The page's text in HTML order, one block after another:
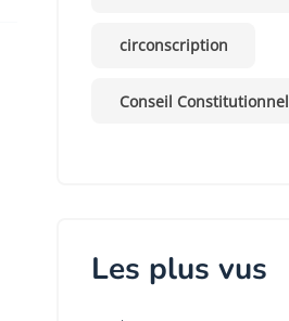
circonscription
Conseil Constitutionnel
Les plus vus